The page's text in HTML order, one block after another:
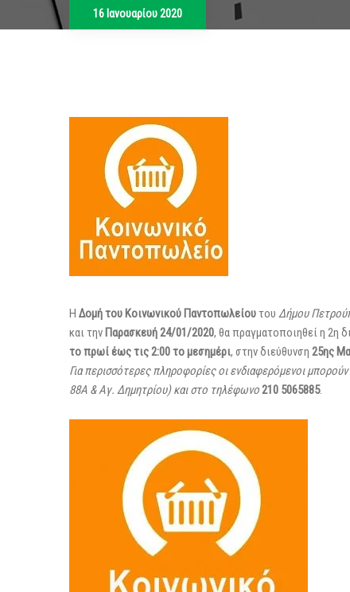
16 Ιανουαρίου 2020
Η Δομή του Κοινωνικού Παντοπωλείουτου Δήμου
και την Παρασκευή 24/01/2020, θα πραγματοποιηθεί η 2η
το πρωί έως τις 2:00 το μεσημέρι, στην διεύθυνση 25ης
Για περισσότερες πληροφορίες οι ενδιαφερόμενοι
88Α & Αγ. Δημητρίου) και στο τηλέφωνο210 5065885.